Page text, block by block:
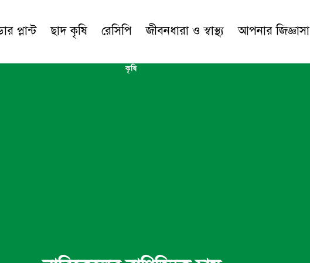
প্লান্ট ছাদ কৃষি রেসিপি জীবনধারা ও স্বাস্থ্য আপনার জিজ্ঞাসা
কৃষি